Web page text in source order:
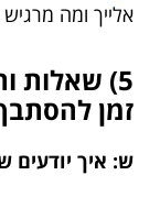
אלייך ומה מרגיש
5) שאלות
זמן
ש: איך יודעים